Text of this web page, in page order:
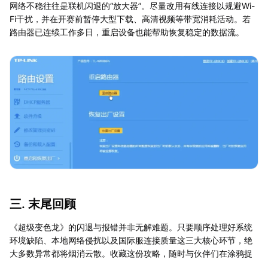
网络不稳往往是联机闪退的“放大器”。尽量改用有线连接以规避Wi-
Fi干扰，并在开赛前暂停大型下载、高清视频等带宽消耗活动。若
路由器已连续工作多日，重启设备也能帮助恢复稳定的数据流。
三. 末尾回顾
《超级变色龙》的闪退与报错并非无解难题。只要顺序处理好系统
环境缺陷、本地网络侵扰以及国际服连接质量这三大核心环节，绝
大多数异常都将烟消云散。收藏这份攻略，随时与伙伴们在涂鸦捉